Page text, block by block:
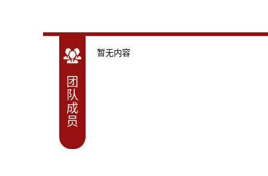
团
队
成
员
暂无内容